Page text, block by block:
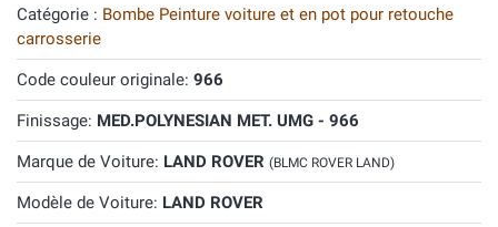
Catégorie : Bombe Peinture voiture et en pot pour retouche
carrosserie
Code couleur originale: 966
Finissage: MED.POLYNESIAN MET. UMG - 966
Marque de Voiture: LAND ROVER (BLMC ROVER LAND)
Modèle de Voiture: LAND ROVER